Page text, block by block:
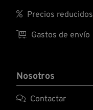
 Precios reducidos
 Gastos de envío
Nosotros
 Contactar